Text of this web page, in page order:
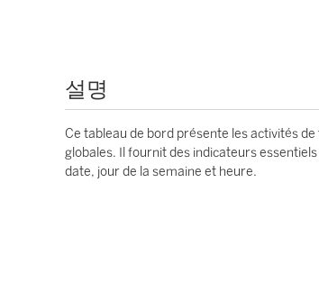
설명
Ce tableau de bord présente les activités
globales. Il fournit des indicateurs
date, jour de la semaine et heure.